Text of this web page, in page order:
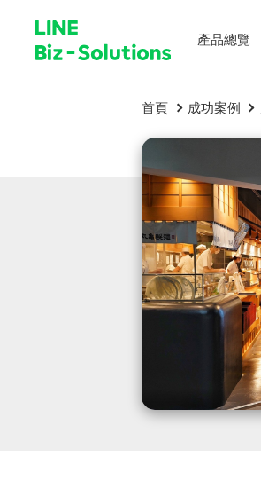
產品總覽
首頁 成功案例